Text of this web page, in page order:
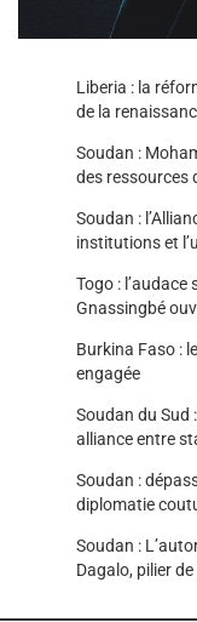
Liberia : la
de la
Soudan :
des ressources
Soudan :
institutions et
Togo : l’audace
Gnassingbé
Burkina Faso :
engagée
Soudan du Sud
alliance entre
Soudan :
diplomatie
Soudan :
Dagalo, pilier